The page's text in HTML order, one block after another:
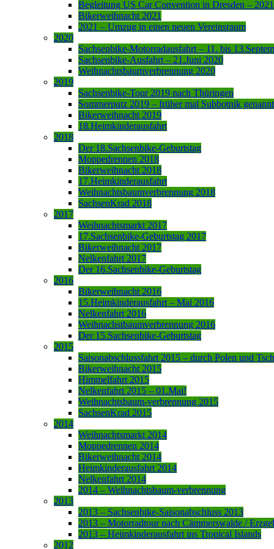
Begleitung US Car Convention in Dresden – 2021
Bikerweihnacht 2021
2021 – Umzug in einen neuen Vereinsraum
2020
Sachsenbike-Motorradausfahrt – 11. bis
Sachsenbike-Ausfahrt – 21.Juni 2020
Weihnachtsbaumverbrennung 2020
2019
Sachsenbike-Tour 2019 nach Thüringen
Sommerputz 2019 – früher mal Subbotnik genannt
Bikerweihnacht 2019
18.Heimkinderausfahrt
2018
Der 18.Sachsenbike-Geburtstag
Moppedrennen 2018
Bikerweihnacht 2018
17.Heimkinderausfahrt
Weihnachtsbaumverbrennung 2018
SachsenKrad 2018
2017
Weihnachtsmarkt 2017
17.Sachsenbike-Geburtstag 2017
Bikerweihnacht 2017
Nelkenfahrt 2017
Der 16.Sachsenbike-Geburtstag
2016
Bikerweihnacht 2016
15.Heimkinderausfahrt – Mai 2016
Nelkenfahrt 2016
Weihnachstbaumverbrennung 2016
Der 15.Sachsenbike-Geburtstag
2015
Saisonabschlussfahrt 2015 – durch Polen und
Bikerweihnacht 2015
Himmelfahrt 2015
Nelkenfahrt 2015 – 01.Mai!
Weihnachtsbaum-verbrennung 2015
SachsenKrad 2015
2014
Weihnachtsmarkt 2014
Moppedrennen 2014
Bikerweihnacht 2014
Heimkinderausfahrt 2014
Nelkenfahrt 2014
2014 – Weihnachtsbaum-verbrennung
2013
2013 – Sachsenbike-Saisonabschluss 2013
2013 – Motorradtour nach Cämmerswalde /
2013 – Heimkinderausfahrt ins Tropical Islands
2012